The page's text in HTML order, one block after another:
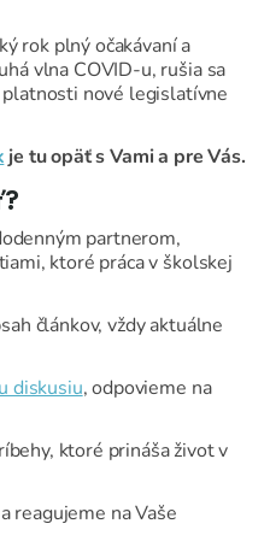
rok plný očakávaní a
vlna COVID-u, rušia sa
platnosti nové legislatívne
je tu opäť s Vami a pre Vás.
partnerom,
ktoré práca v školskej
článkov, vždy aktuálne
diskusiu, odpovieme na
ktoré prináša život v
reagujeme na Vaše